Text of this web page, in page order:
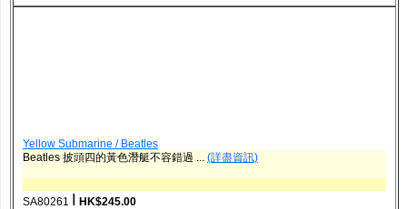
Yellow Submarine / Beatles
Beatles 披頭四的黃色潛艇不容錯過 ... (詳盡資訊)
SA80261 HK$245.00